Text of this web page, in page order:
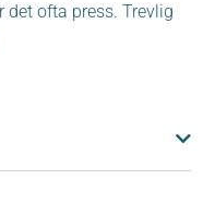
ofta press. Trevlig